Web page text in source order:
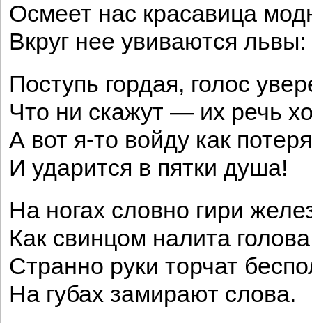
Осмеет нас красавица
Вкруг нее увиваются львы:
Поступь гордая, голос
Что ни скажут — их речь
А вот я-то войду как
И ударится в пятки душа!
На ногах словно гири
Как свинцом налита
Странно руки торчат
На губах замирают слова.